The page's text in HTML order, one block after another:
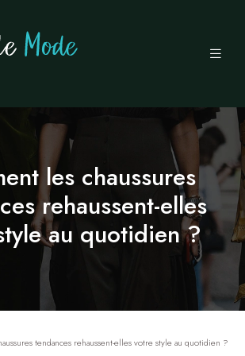
les chaussures
rehaussent-elles
au quotidien ?
tendances rehaussent-elles votre style au quotidien ?